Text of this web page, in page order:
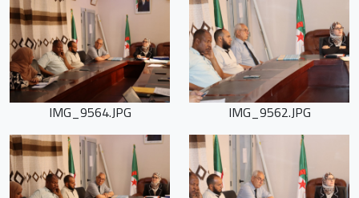
IMG_9562.JPG
IMG_9564.JPG